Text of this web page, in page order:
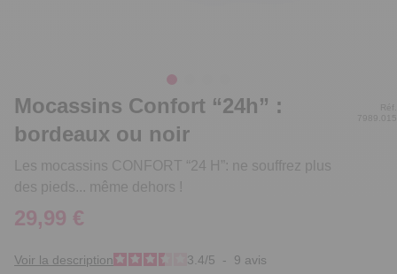
Mocassins Confort “24h” :
bordeaux ou noir
Les mocassins CONFORT “24 H”: ne souffrez plus
des pieds... même dehors !
Réf.
7989.015
29,99 €
Voir la description 3.4/5 - 9 avis